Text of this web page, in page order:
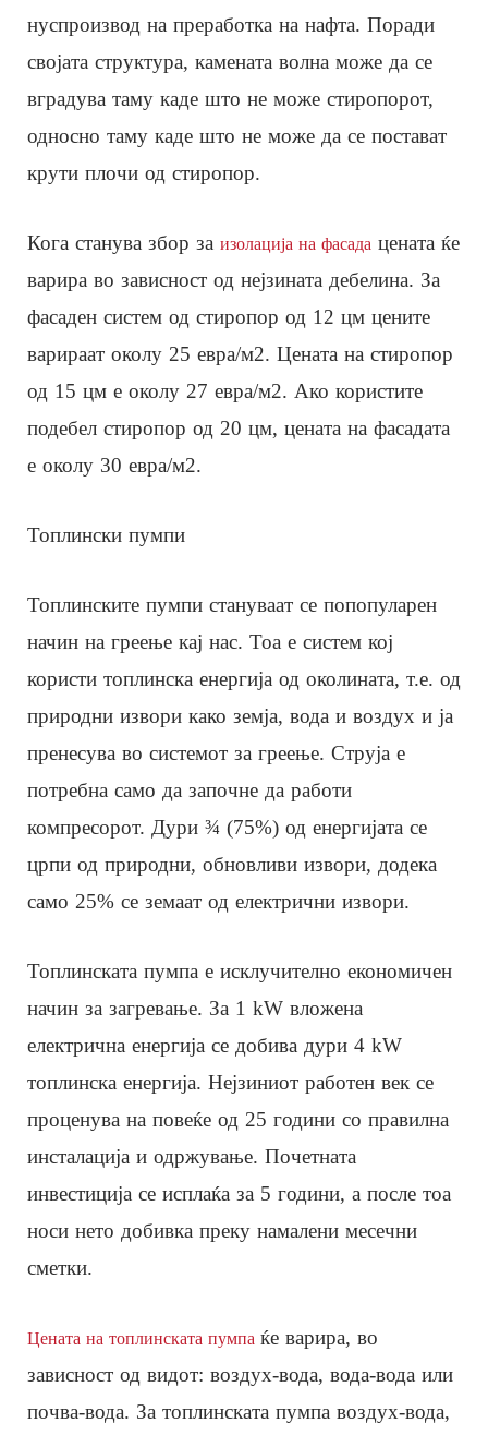
нуспроизвод на преработка на нафта. Поради
својата структура, камената волна може да се
вградува таму каде што не може стиропорот,
односно таму каде што не може да се постават
крути плочи од стиропор.
Кога станува збор за изолација на фасада цената ќе
варира во зависност од нејзината дебелина. За
фасаден систем од стиропор од 12 цм цените
варираат околу 25 евра/м2. Цената на стиропор
од 15 цм е околу 27 евра/м2. Ако користите
подебел стиропор од 20 цм, цената на фасадата
е околу 30 евра/м2.
Топлински пумпи
Топлинските пумпи стануваат се попопуларен
начин на греење кај нас. Тоа е систем кој
користи топлинска енергија од околината, т.е. од
природни извори како земја, вода и воздух и ја
пренесува во системот за греење. Струја е
потребна само да започне да работи
компресорот. Дури ¾ (75%) од енергијата се
црпи од природни, обновливи извори, додека
само 25% се земаат од електрични извори.
Топлинската пумпа е исклучително економичен
начин за загревање. За 1 kW вложена
електрична енергија се добива дури 4 kW
топлинска енергија. Нејзиниот работен век се
проценува на повеќе од 25 години со правилна
инсталација и одржување. Почетната
инвестиција се исплаќа за 5 години, а после тоа
носи нето добивка преку намалени месечни
сметки.
Цената на топлинската пумпа ќе варира, во
зависност од видот: воздух-вода, вода-вода или
почва-вода. За топлинската пумпа воздух-вода,